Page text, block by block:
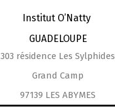
Institut O’Natty
GUADELOUPE
303 résidence Les Sylphides
Grand Camp
97139 LES ABYMES